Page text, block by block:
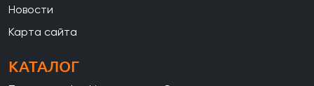
Новости
Карта сайта
КАТАЛОГ